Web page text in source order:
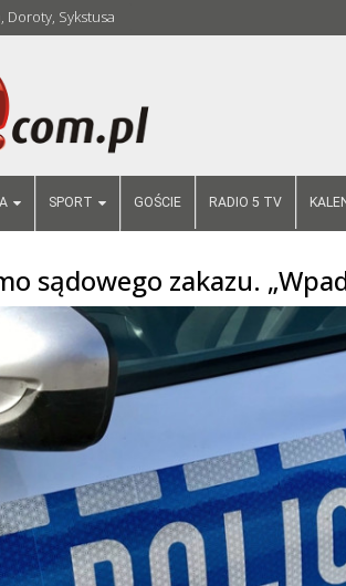
Doroty, Sykstusa
SPORT GOŚCIE RADIO 5 TV
sądowego zakazu.